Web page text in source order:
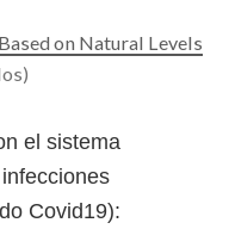
on Natural Levels
el sistema
Covid19):